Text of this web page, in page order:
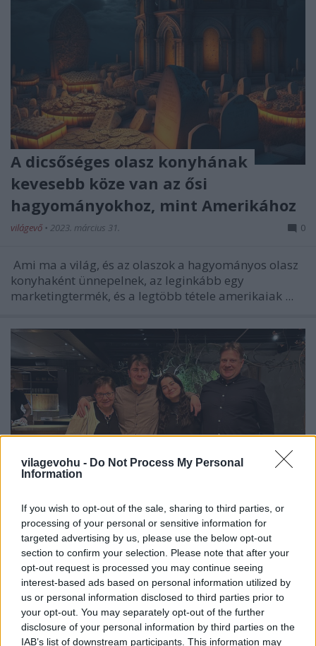
vilagevohu - Do Not Process My Personal
Information
If you wish to opt-out of the sale, sharing to third parties, or
processing of your personal or sensitive information for
targeted advertising by us, please use the below opt-out
section to confirm your selection. Please note that after your
opt-out request is processed you may continue seeing
interest-based ads based on personal information utilized by
us or personal information disclosed to third parties prior to
your opt-out. You may separately opt-out of the further
disclosure of your personal information by third parties on the
IAB’s list of downstream participants. This information may
A dicsőséges olasz konyhának
kevesebb köze van az ősi
hagyományokhoz, mint Amerikához
világevő • 2023. március 31. 0
Ami ma a világ, és az olaszok a hagyományos olasz
konyhaként ünnepelnek, az leginkább egy
marketingtermék, és a legtöbb tétele amerikaiak ...
Egy csíki család kalandjai a világ
legjobb éttermében
2023. február 05.